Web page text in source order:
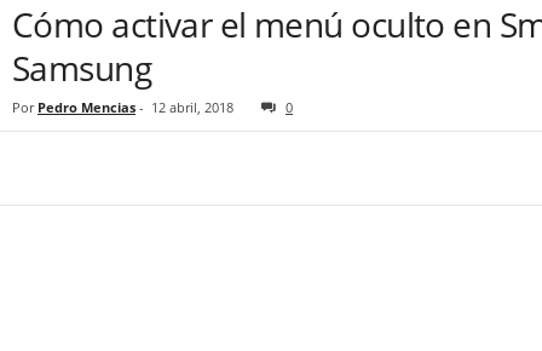
Cómo activar el menú oculto en
Samsung
Por Pedro Mencias - 12 abril, 2018 0